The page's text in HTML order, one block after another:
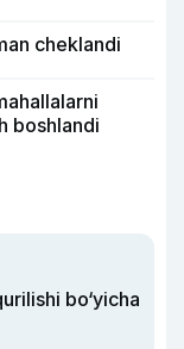
cheklandi
boshlandi
bo‘yicha